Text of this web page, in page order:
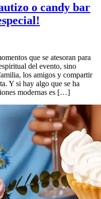
o candy bar
que se atesoran para
del evento, sino
los amigos y compartir
Y si hay algo que se ha
modernas es […]